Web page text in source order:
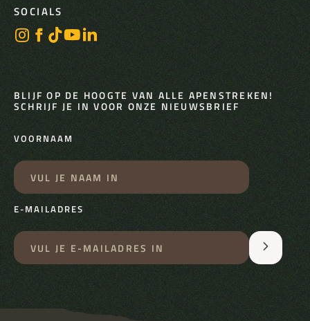
SOCIALS
BLIJF OP DE HOOGTE VAN ALLE APENSTREKEN!
SCHRIJF JE IN VOOR ONZE NIEUWSBRIEF
VOORNAAM
E-MAILADRES